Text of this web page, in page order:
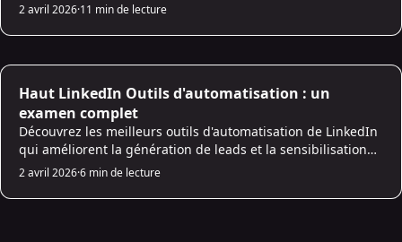
Découvrez les meilleurs jours/heures, la segmentation,
2 avril 2026·11 min de lecture
AI Prospecting
Haut LinkedIn Outils d'automatisation : un
examen complet
Découvrez les meilleurs outils d'automatisation de LinkedIn
qui améliorent la génération de leads et la sensibilisation
tout en garantissant le respect des directives de la
2 avril 2026·6 min de lecture